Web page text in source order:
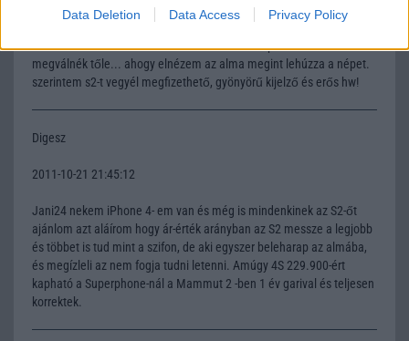
Data Deletion Data Access Privacy Policy
2011-10-21 15:22:17
Hát nem tudom nekem s2-m van és nincs az a pénz amiért
megválnék tőle... ahogy elnézem az alma megint lehúzza a népet.
szerintem s2-t vegyél megfizethető, gyönyörű kijelző és erős hw!
Digesz
2011-10-21 21:45:12
Jani24 nekem iPhone 4- em van és még is mindenkinek az S2-őt
ajánlom azt aláírom hogy ár-érték arányban az S2 messze a legjobb
és többet is tud mint a szifon, de aki egyszer beleharap az almába,
és megízleli az nem fogja tudni letenni. Amúgy 4S 229.900-ért
kapható a Superphone-nál a Mammut 2 -ben 1 év garival és teljesen
korrektek.